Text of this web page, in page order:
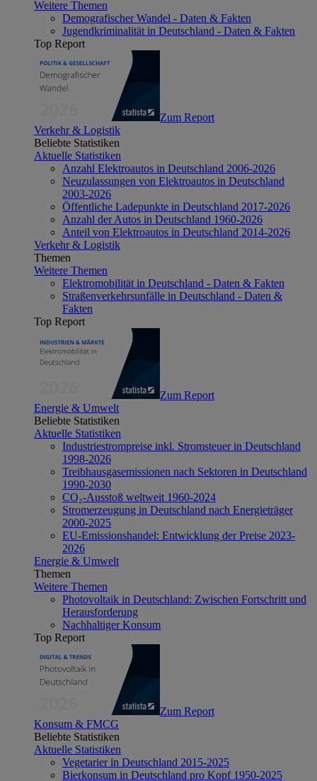
Weitere Themen
Demografischer Wandel - Daten & Fakten
Jugendkriminalität in Deutschland - Daten & Fakten
Top Report
Zum Report
Verkehr & Logistik
Beliebte Statistiken
Aktuelle Statistiken
Anzahl Elektroautos in Deutschland 2006-2026
Neuzulassungen von Elektroautos in Deutschland
2003-2026
Öffentliche Ladepunkte in Deutschland 2017-2026
Anzahl der Autos in Deutschland 1960-2026
Anteil von Elektroautos in Deutschland 2014-2026
Verkehr & Logistik
Themen
Weitere Themen
Elektromobilität in Deutschland - Daten & Fakten
Straßenverkehrsunfälle in Deutschland - Daten &
Fakten
Top Report
Zum Report
Energie & Umwelt
Beliebte Statistiken
Aktuelle Statistiken
Industriestrompreise inkl. Stromsteuer in Deutschland
1998-2026
Treibhausgasemissionen nach Sektoren in Deutschland
1990-2030
CO₂-Ausstoß weltweit 1960-2024
Stromerzeugung in Deutschland nach Energieträger
2000-2025
EU-Emissionshandel: Entwicklung der Preise 2023-
2026
Energie & Umwelt
Themen
Weitere Themen
Photovoltaik in Deutschland: Zwischen Fortschritt und
Herausforderung
Nachhaltiger Konsum
Top Report
Zum Report
Konsum & FMCG
Beliebte Statistiken
Aktuelle Statistiken
Vegetarier in Deutschland 2015-2025
Bierkonsum in Deutschland pro Kopf 1950-2025